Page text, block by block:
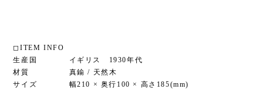
◻︎ITEM INFO
生産国 イギリス 1930年代
材質 真鍮 / 天然木
サイズ 幅210 × 奥行100 × 高さ185(mm)